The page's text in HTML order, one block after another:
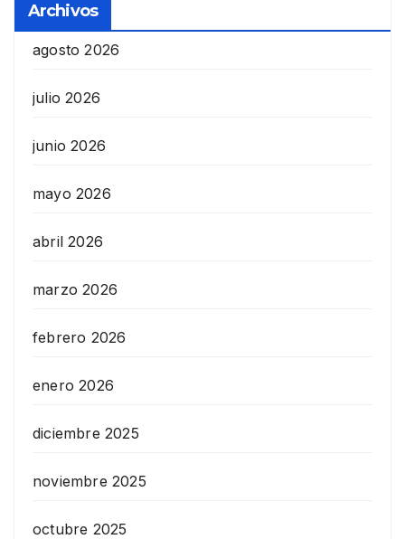
Archivos
agosto 2026
julio 2026
junio 2026
mayo 2026
abril 2026
marzo 2026
febrero 2026
enero 2026
diciembre 2025
noviembre 2025
octubre 2025